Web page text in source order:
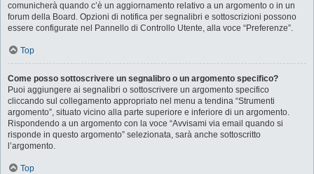
comunicherà quando c’è un aggiornamento relativo a un argomento o in un
forum della Board. Opzioni di notifica per segnalibri e sottoscrizioni possono
essere configurate nel Pannello di Controllo Utente, alla voce “Preferenze”.
Top
Come posso sottoscrivere un segnalibro o un argomento specifico?
Puoi aggiungere ai segnalibri o sottoscrivere un argomento specifico
cliccando sul collegamento appropriato nel menu a tendina “Strumenti
argomento”, situato vicino alla parte superiore e inferiore di un argomento.
Rispondendo a un argomento con la voce “Avvisami via email quando si
risponde in questo argomento” selezionata, sarà anche sottoscritto
l’argomento.
Top